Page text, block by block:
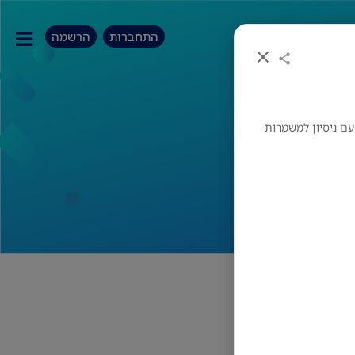
ניסיון למשמרות
התחברות הרשמה